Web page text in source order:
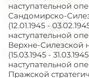
наступательной
Сандомирско-
(12.01.1945 -
наступательной
Верхне-Силезской
(15.03.1945 -
наступательной
Пражской